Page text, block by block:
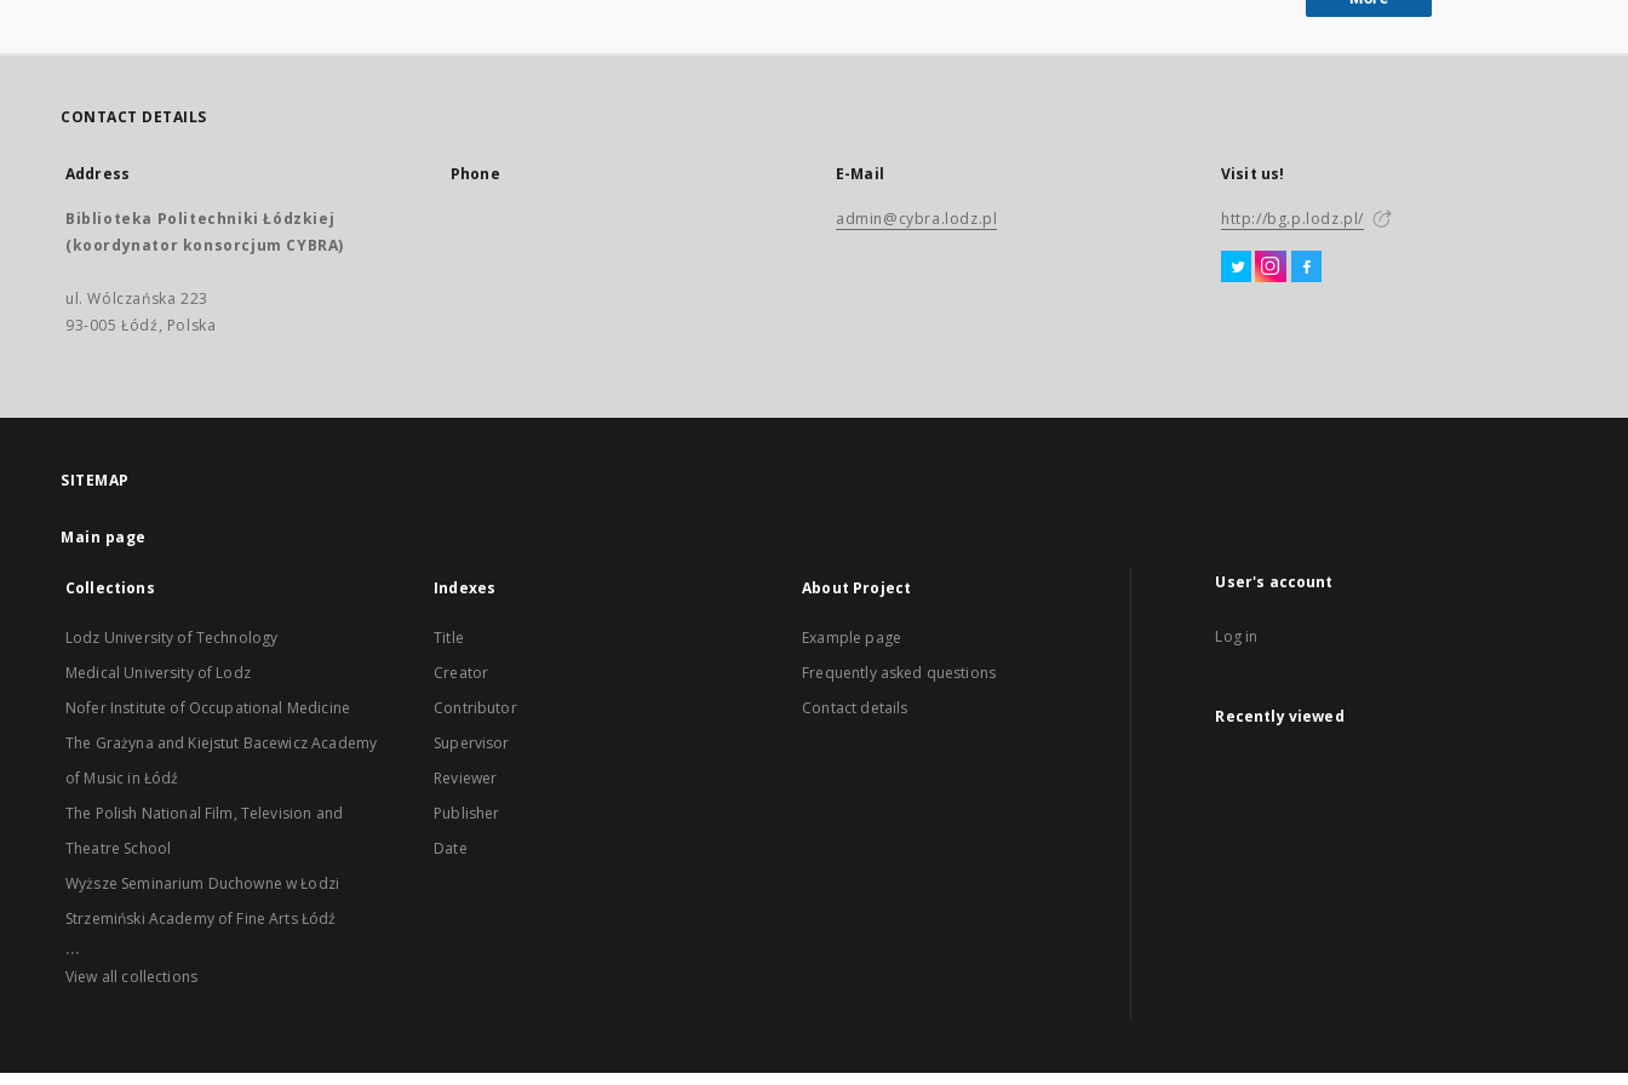
CONTACT DETAILS
Address
Biblioteka Politechniki Łódzkiej
(koordynator konsorcjum CYBRA)
ul. Wólczańska 223
93-005 Łódź, Polska
Phone E-Mail
admin@cybra.lodz.pl
Visit us!
http://bg.p.lodz.pl/
SITEMAP
Main page
Collections
Lodz University of Technology
Medical University of Lodz
Nofer Institute of Occupational Medicine
The Grażyna and Kiejstut Bacewicz Academy
of Music in Łódź
The Polish National Film, Television and
Theatre School
Wyższe Seminarium Duchowne w Łodzi
Strzemiński Academy of Fine Arts Łódź
...
View all collections
Indexes
Title
Creator
Contributor
Supervisor
Reviewer
Publisher
Date
About Project
Example page
Frequently asked questions
Contact details
User's account
Log in
Recently viewed